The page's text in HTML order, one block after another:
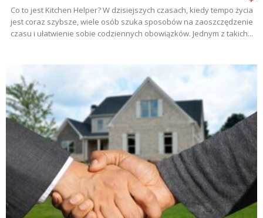
Co to jest Kitchen Helper? W dzisiejszych czasach, kiedy tempo życia
jest coraz szybsze, wiele osób szuka sposobów na zaoszczędzenie
czasu i ułatwienie sobie codziennych obowiązków. Jednym z takich...